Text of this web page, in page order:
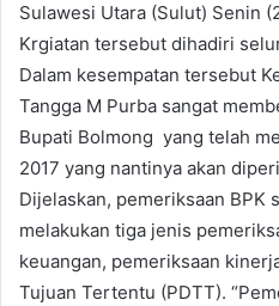
Sulawesi Utara (Sulut) Senin
Krgiatan tersebut dihadiri
Dalam kesempatan tersebut
Tangga M Purba sangat
Bupati Bolmong yang telah
2017 yang nantinya akan
Dijelaskan, pemeriksaan BPK
melakukan tiga jenis
keuangan, pemeriksaan
Tujuan Tertentu (PDTT).